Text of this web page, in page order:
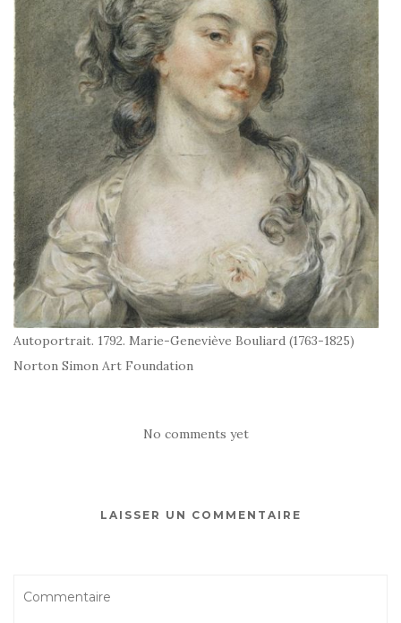
Autoportrait. 1792. Marie-Geneviève Bouliard (1763-1825)
Norton Simon Art Foundation
No comments yet
LAISSER UN COMMENTAIRE